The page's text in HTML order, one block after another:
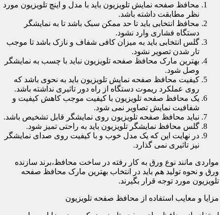
محافظ صفحه نمایش تلویزیون باید با مدل و اینچ تلویزیون مورد
نظر مطابقت داشته باشد.
محافظ انتخابی باید تا حد ممکن سبک باشد تا به نمایشگر
دستگاه فشاری وارد نشود.
گلس انتخابی باید به میزان کافی شفاف و نازک باشد تا موجب
تار شدن تصویر نشود.
بهترین مارک محافظ صفحه تلویزیون نباید با چسب به نمایشگر
وصل شود.
کیفیت محافظ صفحه نمایش تلویزیون باید به نحوی باشد که
روی عملکرد ریموت دستگاه از راه دور تاثیری نداشته باشد.
یک محافظ صفحه تلویزیون با کیفیت موجب کاهش کیفیت و
شفافیت نمایش تصاویر نمی شود.
نباید محافظ صفحه تلویزیون روی نمایشگر قابل تشخیص باشد.
گلس محافظ نمایشگر تلویزیون باید به راحتی تمیز شود.
در نهایت این که یک مدل خوب و با کیفیت روی صدای نمایشگر
نیز تاثیری نمی گذارد.
مواردی مانند نوع ورق به کار رفته در ساخت محافظ،برند سازنده
ورق و نحوه تولید هم باید در انتخاب بهترین مارک محافظ صفحه
تلویزیون مورد توجه قرار بگیرند.
مزایا و معایب استفاده از محافظ صفحه تلویزیون